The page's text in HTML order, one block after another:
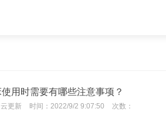
用时需要有哪些注意事项？
云更新 时间： 2022/9/2 9:07:50 次数：